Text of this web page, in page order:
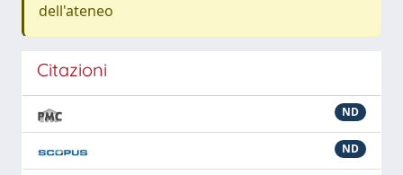
dell'ateneo
Citazioni
ND
ND